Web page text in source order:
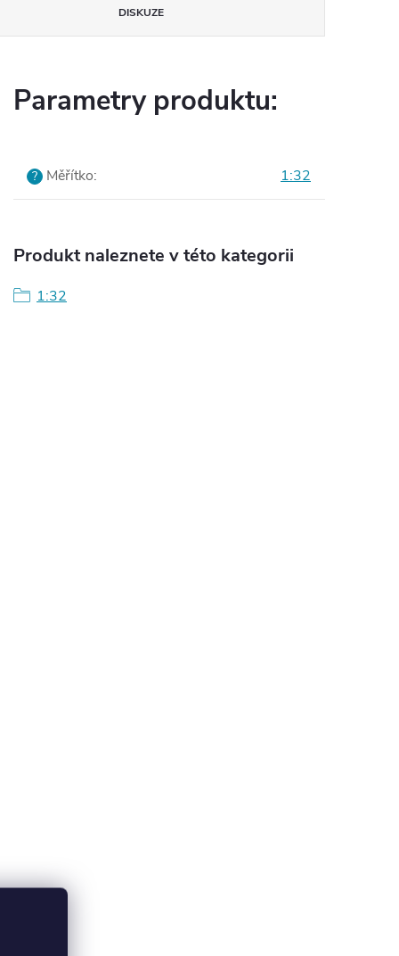
DISKUZE
Parametry produktu:
? Měřítko: 1:32
Produkt naleznete v této kategorii
1:32